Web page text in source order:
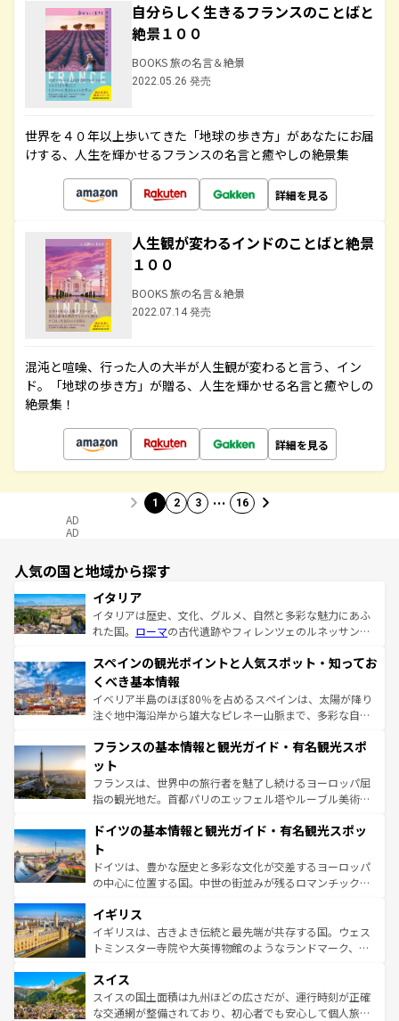
自分らしく生きるフランスのことばと
絶景１００
BOOKS 旅の名言＆絶景
2022.05.26 発売
世界を４０年以上歩いてきた「地球の歩き方」があなたにお届
けする、人生を輝かせるフランスの名言と癒やしの絶景集
詳細を見る
人生観が変わるインドのことばと絶景
１００
BOOKS 旅の名言＆絶景
2022.07.14 発売
混沌と喧噪、行った人の大半が人生観が変わると言う、イン
ド。「地球の歩き方」が贈る、人生を輝かせる名言と癒やしの
絶景集！
詳細を見る
1 2 3 … 16
AD
AD
人気の国と地域から探す
イタリア
イタリアは歴史、文化、グルメ、自然と多彩な魅力にあふ
れた国。 ローマの古代遺跡やフィレンツェのルネッサンス
ろん、トスカーナの美しい田園風景やアマルフィ海岸の絶
景など、自然景観も見逃せない。観光の合間には、本場の
ピザやパスタなど、絶品のイタリア料理を堪能することも
できる。朝目覚めてから夜眠るまで、すべての瞬間を楽し
なお、新着のイタリア情報はコンテンツ一覧を参照してほ
しい。
スペインの観光ポイントと人気スポット・知ってお
くべき基本情報
イベリア半島のほぼ80％を占めるスペインは、太陽が降り
注ぐ地中海沿岸から雄大なピレネー山脈まで、多彩な自然
文化が根付くこの国では、情熱的なフラメンコ、熱気あふ
れる闘牛、そして美味しいタパスが生活の一部となってい
る。首都マドリードの洗練された雰囲気や、バルセロナの
アートに溢れた街角から、地方では古代ローマ遺跡や中世
せる。地方によって風土や気候が異なるスペインはその個
ンテンツ一覧 を参照してほしい。
フランスの基本情報と観光ガイド・有名観光スポ
ット
フランスは、世界中の旅行者を魅了し続けるヨーロッパ屈
指の観光地だ。首都パリのエッフェル塔やルーブル美術館
で、幅広い魅力が詰まっている。華麗な宮殿、歴史的な大
聖堂、美しいビーチ、そして豊かな自然が、訪れる者を心
から魅了する。また、フランスは美食の国としても知ら
れ、フランス料理はユネスコ無形文化遺産にも登録されて
香り高いラベンダー畑など、多彩な楽しみ方が可能だ。さ
らに、パリ以外の地域にも魅力が溢れており、どの街角に
も豊かな歴史と文化が息づいている。パリ以外の個性あふ
を参照してほしい。
ドイツの基本情報と観光ガイド・有名観光スポッ
ト
ドイツは、豊かな歴史と多彩な文化が交差するヨーロッパ
の中心に位置する国。中世の街並みが残るロマンチック街
顔を持つこの国は、どこを歩いても飽きることがない。ベ
ルリンの文化的活気、バイエルン州のアルプスの絶景、そ
してライン川沿いのワイン畑といった風景は必見。ビール
は、お酒好きな人にはぜひ体験してほしい。 なお、新着の
ドイツ情報はコンテンツ一覧を参照してほしい。
イギリス
イギリスは、古きよき伝統と最先端が共存する国。ウェス
トミンスター寺院や大英博物館のようなランドマーク、歴
リアごとに異なる魅力がある。また、優雅なアフタヌーン
ティー、ビール好きにはたまらない英国パブ、サッカー観
戦など、本場だからこそできる体験も豊富。イギリスを旅
スイス
スイスの国土面積は九州ほどの広さだが、運行時刻が正確
な交通網が整備されており、初心者でも安心して個人旅行